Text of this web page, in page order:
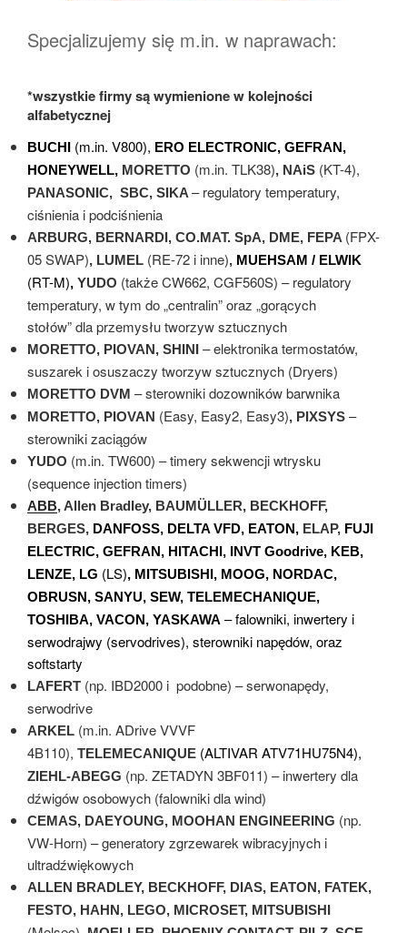
Specjalizujemy się m.in. w naprawach:
*wszystkie firmy są wymienione w kolejności
alfabetycznej
BUCHI (m.in. V800), ERO ELECTRONIC, GEFRAN,
HONEYWELL, MORETTO (m.in. TLK38), NAiS (KT-4),
PANASONIC, SBC, SIKA – regulatory temperatury,
ciśnienia i podciśnienia
ARBURG, BERNARDI, CO.MAT. SpA, DME, FEPA (FPX-
05 SWAP), LUMEL (RE-72 i inne), MUEHSAM / ELWIK
(RT-M), YUDO (także CW662, CGF560S) – regulatory
temperatury, w tym do „centralin” oraz „gorących
stołów” dla przemysłu tworzyw sztucznych
MORETTO, PIOVAN, SHINI – elektronika termostatów,
suszarek i osuszaczy tworzyw sztucznych (Dryers)
MORETTO DVM – sterowniki dozowników barwnika
MORETTO, PIOVAN (Easy, Easy2, Easy3), PIXSYS –
sterowniki zaciągów
YUDO (m.in. TW600) – timery sekwencji wtrysku
(sequence injection timers)
ABB, Allen Bradley, BAUMÜLLER, BECKHOFF,
BERGES, DANFOSS, DELTA VFD, EATON, ELAP, FUJI
ELECTRIC, GEFRAN, HITACHI, INVT Goodrive, KEB,
LENZE, LG (LS), MITSUBISHI, MOOG, NORDAC,
OBRUSN, SANYU, SEW, TELEMECHANIQUE,
TOSHIBA, VACON, YASKAWA – falowniki, inwertery i
serwodrajwy (servodrives), sterowniki napędów, oraz
softstarty
LAFERT (np. IBD2000 i podobne) – serwonapędy,
serwodrive
ARKEL (m.in. ADrive VVVF
4B110), TELEMECANIQUE (ALTIVAR ATV71HU75N4),
ZIEHL-ABEGG (np. ZETADYN 3BF011) – inwertery dla
dźwigów osobowych (falowniki dla wind)
CEMAS, DAEYOUNG, MOOHAN ENGINEERING (np.
VW-Horn) – generatory zgrzewarek wibracyjnych i
ultradźwiękowych
ALLEN BRADLEY, BECKHOFF, DIAS, EATON, FATEK,
FESTO, HAHN, LEGO, MICROSET, MITSUBISHI